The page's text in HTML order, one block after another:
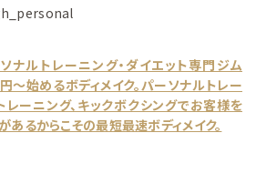
ルトレーニング・ダイエット専門ジム
始めるボディメイク。パーソナルトレー
レーニング、キックボクシングでお客様を
るからこその最短最速ボディメイク。